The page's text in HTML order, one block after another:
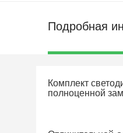
Подробная
Комплект
полноценной